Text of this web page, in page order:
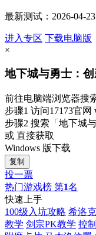
最新测试：2026-04-
进入专区 下载电脑版
×
地下城与勇士：
前往电脑端浏览器搜
步骤1 访问17173官网
步骤2 搜索 「地下城
或 直接获取
Windows 版下载
复制
投一票
热门游戏榜 第1名
快速上手
100级入坑攻略 希洛
教学 剑宗PK教学 控